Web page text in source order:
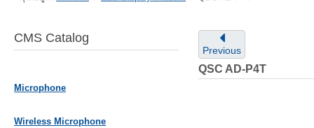
CMS Catalog
Microphone
Wireless Microphone
Previous
QSC AD-P4T